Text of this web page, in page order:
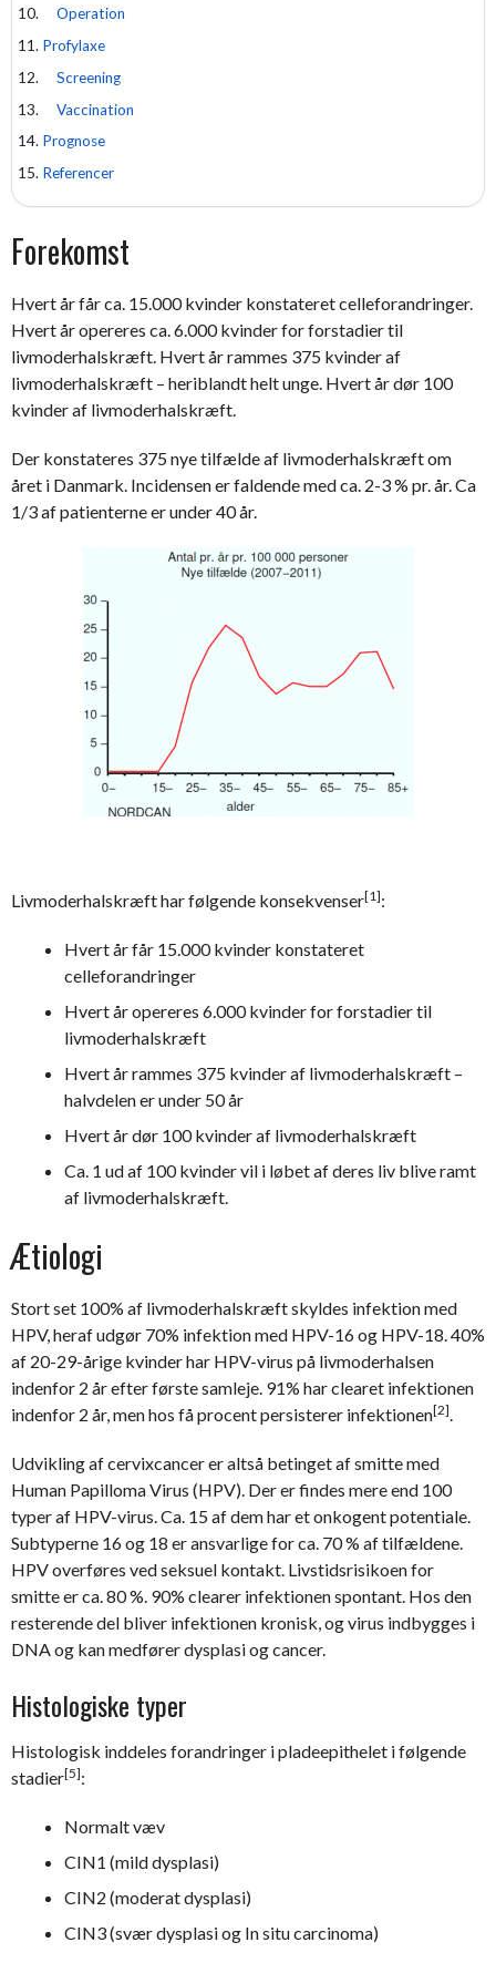
Operation
Profylaxe
Screening
Vaccination
Prognose
Referencer
Forekomst
Hvert år får ca. 15.000 kvinder konstateret celleforandringer.
Hvert år opereres ca. 6.000 kvinder for forstadier til
livmoderhalskræft. Hvert år rammes 375 kvinder af
livmoderhalskræft – heriblandt helt unge. Hvert år dør 100
kvinder af livmoderhalskræft.
Der konstateres 375 nye tilfælde af livmoderhalskræft om
året i Danmark. Incidensen er faldende med ca. 2-3 % pr. år. Ca
1/3 af patienterne er under 40 år.
Livmoderhalskræft har følgende konsekvenser[1]:
Hvert år får 15.000 kvinder konstateret
celleforandringer
Hvert år opereres 6.000 kvinder for forstadier til
livmoderhalskræft
Hvert år rammes 375 kvinder af livmoderhalskræft –
halvdelen er under 50 år
Hvert år dør 100 kvinder af livmoderhalskræft
Ca. 1 ud af 100 kvinder vil i løbet af deres liv blive ramt
af livmoderhalskræft.
Ætiologi
Stort set 100% af livmoderhalskræft skyldes infektion med
HPV, heraf udgør 70% infektion med HPV-16 og HPV-18.40%
af 20-29-årige kvinder har HPV-virus på livmoderhalsen
indenfor 2 år efter første samleje. 91% har clearet infektionen
indenfor 2 år, menhos få procent persisterer infektionen[2].
Udvikling af cervixcancer er altså betinget af smitte med
Human Papilloma Virus (HPV). Der er findes mere end 100
typer af HPV-virus. Ca. 15 af dem har et onkogent potentiale.
Subtyperne 16 og 18 er ansvarlige for ca. 70 % af tilfældene.
HPV overføres ved seksuel kontakt. Livstidsrisikoen for
smitte er ca. 80 %. 90% clearer infektionen spontant. Hos den
resterende del bliver infektionen kronisk, og virus indbygges i
DNA og kan medfører dysplasi og cancer.
Histologiske typer
Histologisk inddeles forandringer i pladeepithelet i følgende
stadier[5]:
Normalt væv
CIN1 (mild dysplasi)
CIN2 (moderat dysplasi)
CIN3 (svær dysplasi og In situ carcinoma)